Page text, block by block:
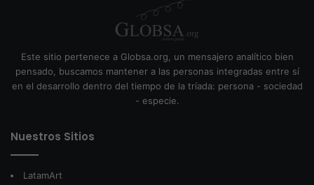
Este sitio pertenece a Globsa.org, un mensajero analítico bien
pensado, buscamos mantener a las personas integradas entre sí
en el desarrollo dentro del tiempo de la tríada: persona - sociedad
- especie.
Nuestros Sitios
LatamArt